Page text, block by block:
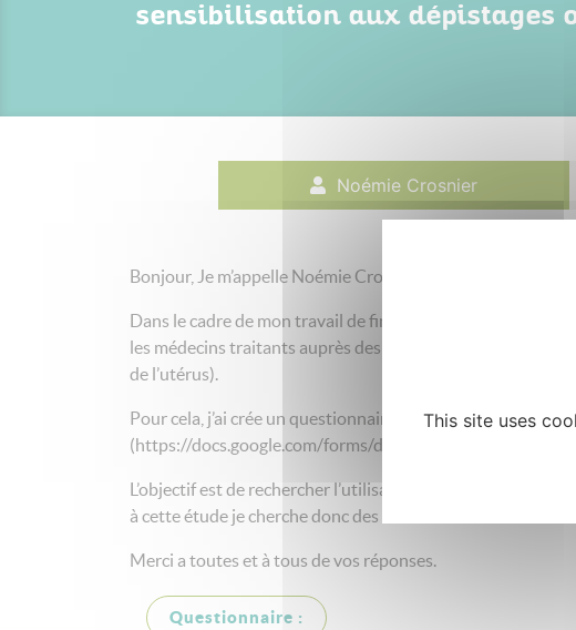
sensibilisation aux dépistages
Noémie Crosnier
Bonjour, Je m’appelle Noémie Crosnier et je suis en 2eme
Dans le cadre de mon travail de fin d’étude je cherche à
les médecins traitants auprès des personnes en situation
de l’utérus).
Pour cela, j’ai crée un questionnaire via GoogleForm
(https://docs.google.com/forms/d/e/
L’objectif est de rechercher l’utilisation ou non dans la
à cette étude je cherche donc des médecins traitants
Merci a toutes et à tous de vos réponses.
Questionnaire :
This site uses